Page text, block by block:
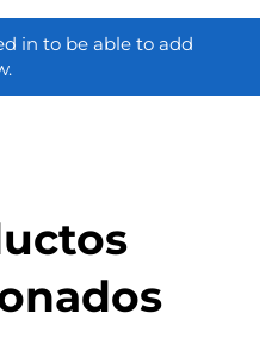
in to be able to add